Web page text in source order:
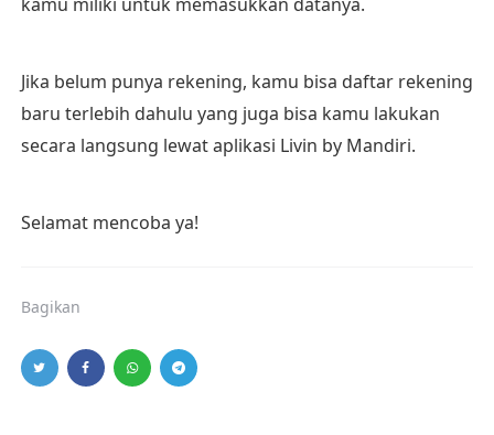
Jika belum punya rekening, kamu bisa daftar rekening
baru terlebih dahulu yang juga bisa kamu lakukan
secara langsung lewat aplikasi Livin by Mandiri.
Selamat mencoba ya!
Bagikan